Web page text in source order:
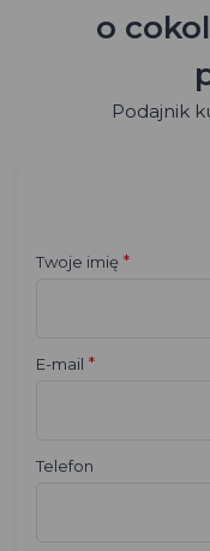
o
Podajnik
Twoje imię *
E-mail *
Telefon